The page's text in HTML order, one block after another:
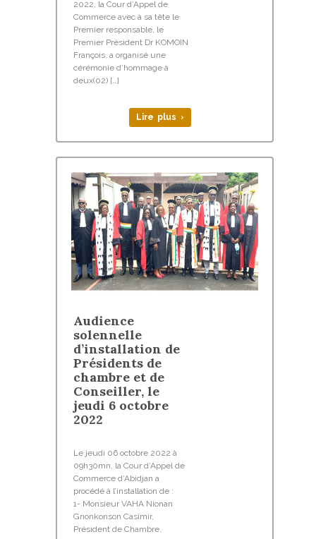
2022, la Cour d’Appel de
Commerce avec à sa tête le
Premier responsable, le
Premier Président Dr KOMOIN
François, a organisé une
cérémonie d’hommage à
deux(02) […]
Lire plus ›
Audience
solennelle
d’installation de
Présidents de
chambre et de
Conseiller, le
jeudi 6 octobre
2022
Le jeudi 06 octobre 2022 à
09h30mn, la Cour d’Appel de
Commerce d’Abidjan a
procédé à l’installation de :
1- Monsieur VAHA Nionan
Gnonkonson Casimir,
Président de Chambre,